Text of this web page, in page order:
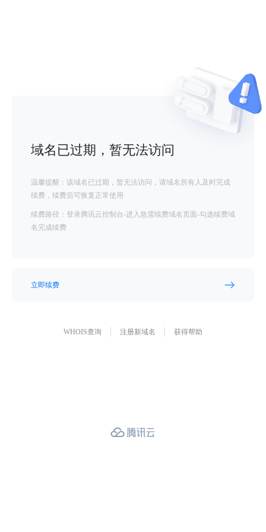
域名已过期，暂无法访问
温馨提醒：该域名已过期，暂无法访问，请域名所有人及时完成
续费，续费后可恢复正常使用
续费路径：登录腾讯云控制台-进入急需续费域名页面-勾选续费域
名完成续费
立即续费
WHOIS查询 注册新域名 获得帮助